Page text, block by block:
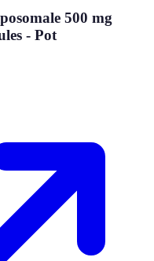
500 mg
- Pot